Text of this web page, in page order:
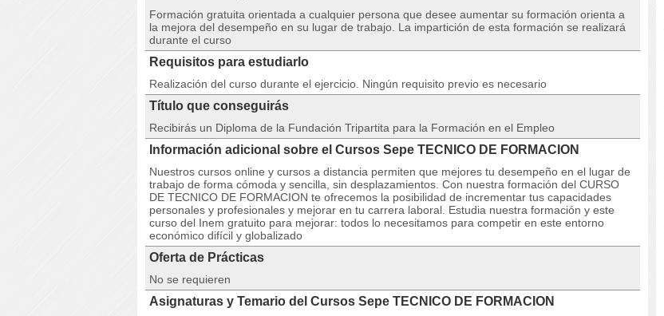
Formación gratuita orientada a cualquier persona que desee aumentar su formación orienta a
la mejora del desempeño en su lugar de trabajo. La impartición de esta formación se realizará
durante el curso
Requisitos para estudiarlo
Realización del curso durante el ejercicio. Ningún requisito previo es necesario
Título que conseguirás
Recibirás un Diploma de la Fundación Tripartita para la Formación en el Empleo
Información adicional sobre el Cursos Sepe TECNICO DE FORMACION
Nuestros cursos online y cursos a distancia permiten que mejores tu desempeño en el lugar de
trabajo de forma cómoda y sencilla, sin desplazamientos. Con nuestra formación del CURSO
DE TECNICO DE FORMACION te ofrecemos la posibilidad de incrementar tus capacidades
personales y profesionales y mejorar en tu carrera laboral. Estudia nuestra formación y este
curso del Inem gratuito para mejorar: todos lo necesitamos para competir en este entorno
económico difícil y globalizado
Oferta de Prácticas
No se requieren
Asignaturas y Temario del Cursos Sepe TECNICO DE FORMACION